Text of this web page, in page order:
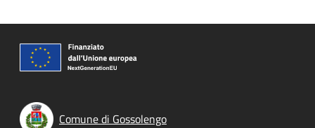
Comune di Gossolengo